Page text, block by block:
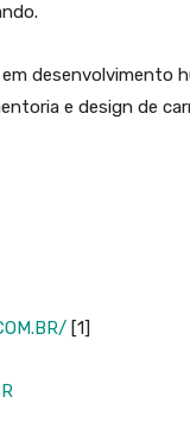
desenvolvimento
e design de
[1]